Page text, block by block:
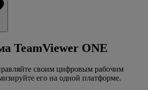
TeamViewer ONE
своим цифровым рабочим
его на одной платформе.